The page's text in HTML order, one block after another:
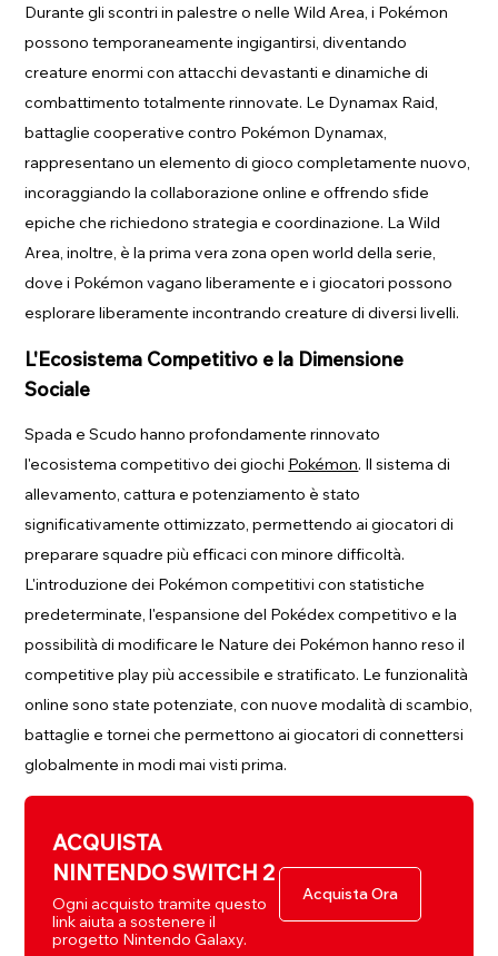
Durante gli scontri in palestre o nelle Wild Area, i Pokémon
possono temporaneamente ingigantirsi, diventando
creature enormi con attacchi devastanti e dinamiche di
combattimento totalmente rinnovate. Le Dynamax Raid,
battaglie cooperative contro Pokémon Dynamax,
rappresentano un elemento di gioco completamente nuovo,
incoraggiando la collaborazione online e offrendo sfide
epiche che richiedono strategia e coordinazione. La Wild
Area, inoltre, è la prima vera zona open world della serie,
dove i Pokémon vagano liberamente e i giocatori possono
esplorare liberamente incontrando creature di diversi livelli.
L'Ecosistema Competitivo e la Dimensione
Sociale
Spada e Scudo hanno profondamente rinnovato
l'ecosistema competitivo dei giochi Pokémon. Il sistema di
allevamento, cattura e potenziamento è stato
significativamente ottimizzato, permettendo ai giocatori di
preparare squadre più efficaci con minore difficoltà.
L'introduzione dei Pokémon competitivi con statistiche
predeterminate, l'espansione del Pokédex competitivo e la
possibilità di modificare le Nature dei Pokémon hanno reso il
competitive play più accessibile e stratificato. Le funzionalità
online sono state potenziate, con nuove modalità di scambio,
battaglie e tornei che permettono ai giocatori di connettersi
globalmente in modi mai visti prima.
ACQUISTA
NINTENDO SWITCH 2
Ogni acquisto tramite questo
link aiuta a sostenere il
progetto Nintendo Galaxy.
Acquista Ora